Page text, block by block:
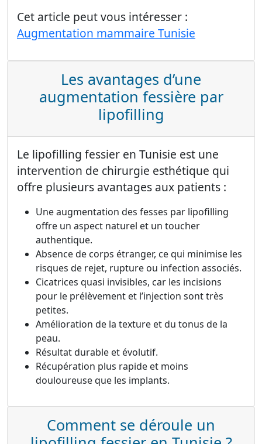
Cet article peut vous intéresser :
Augmentation mammaire Tunisie
Les avantages d’une
augmentation fessière par
lipofilling
Le lipofilling fessier en Tunisie est une
intervention de chirurgie esthétique qui
offre plusieurs avantages aux patients :
Une augmentation des fesses par lipofilling
offre un aspect naturel et un toucher
authentique.
Absence de corps étranger, ce qui minimise les
risques de rejet, rupture ou infection associés.
Cicatrices quasi invisibles, car les incisions
pour le prélèvement et l’injection sont très
petites.
Amélioration de la texture et du tonus de la
peau.
Résultat durable et évolutif.
Récupération plus rapide et moins
douloureuse que les implants.
Comment se déroule un